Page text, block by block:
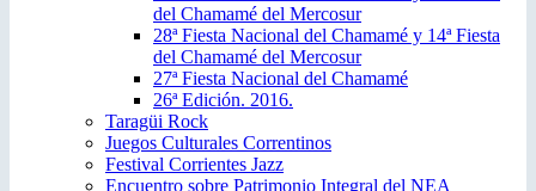
del Chamamé del Mercosur
28ª Fiesta Nacional del Chamamé y 14ª Fiesta
del Chamamé del Mercosur
27ª Fiesta Nacional del Chamamé
26ª Edición. 2016.
Taragüi Rock
Juegos Culturales Correntinos
Festival Corrientes Jazz
Encuentro sobre Patrimonio Integral del NEA